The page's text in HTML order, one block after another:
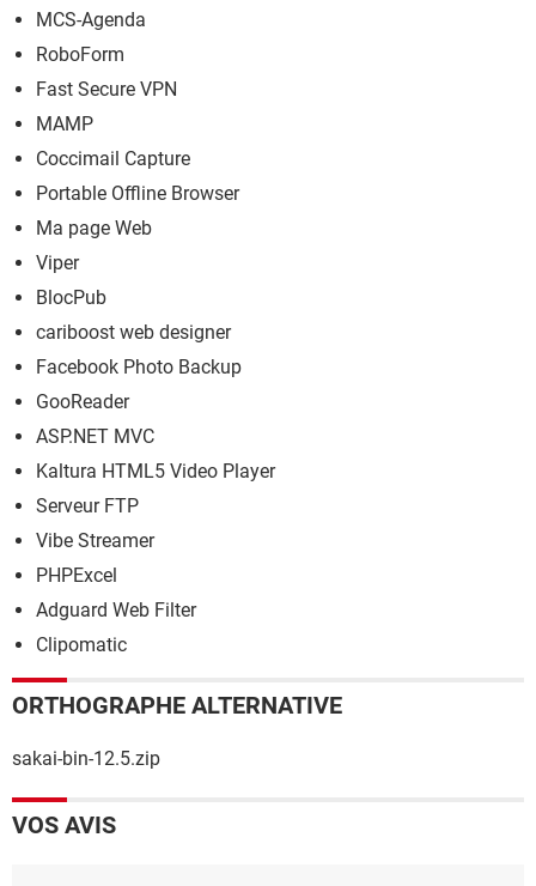
MCS-Agenda
RoboForm
Fast Secure VPN
MAMP
Coccimail Capture
Portable Offline Browser
Ma page Web
Viper
BlocPub
cariboost web designer
Facebook Photo Backup
GooReader
ASP.NET MVC
Kaltura HTML5 Video Player
Serveur FTP
Vibe Streamer
PHPExcel
Adguard Web Filter
Clipomatic
ORTHOGRAPHE ALTERNATIVE
sakai-bin-12.5.zip
VOS AVIS